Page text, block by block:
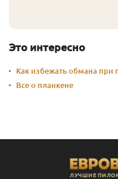
Это интересно
Как избежать обмана при
Все о планкене
ЛУЧШИЕ